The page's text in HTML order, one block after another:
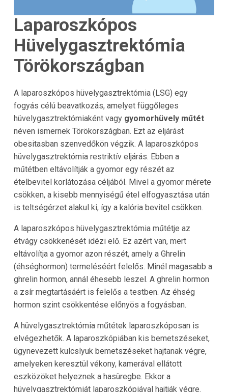
Laparoszkópos
Hüvelygasztrektómia
Törökországban
A laparoszkópos hüvelygasztrektómia (LSG) egy
fogyás célú beavatkozás, amelyet függőleges
hüvelygasztrektómiaként vagy gyomorhüvely műtét
néven ismernek Törökországban. Ezt az eljárást
obesitasban szenvedőkön végzik. A laparoszkópos
hüvelygasztrektómia restriktív eljárás. Ebben a
műtétben eltávolítják a gyomor egy részét az
ételbevitel korlátozása céljából. Mivel a gyomor mérete
csökken, a kisebb mennyiségű étel elfogyasztása után
is teltségérzet alakul ki, így a kalória bevitel csökken.
A laparoszkópos hüvelygasztrektómia műtétje az
étvágy csökkenését idézi elő. Ez azért van, mert
eltávolítja a gyomor azon részét, amely a Ghrelin
(éhséghormon) termeléséért felelős. Minél magasabb a
ghrelin hormon, annál éhesebb leszel. A ghrelin hormon
a zsír megtartásáért is felelős a testben. Az éhség
hormon szint csökkentése előnyös a fogyásban.
A hüvelygasztrektómia műtétek laparoszkóposan is
elvégezhetők. A laparoszkópiában kis bemetszéseket,
úgynevezett kulcslyuk bemetszéseket hajtanak végre,
amelyeken keresztül vékony, kamerával ellátott
eszközöket helyeznek a hasüregbe. Ekkor a
hüvelygasztrektómiát laparoszkópiával hajtják végre.